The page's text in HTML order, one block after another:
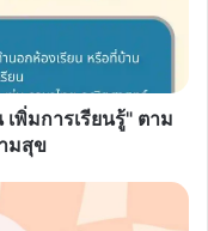
พิ่มการเรียนรู้" ตาม
มสุข